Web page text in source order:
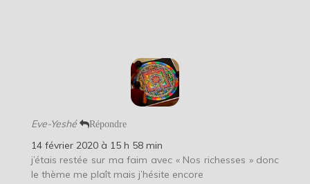
Eve-Yeshé Répondre
14 février 2020 à 15 h 58 min
j’étais restée sur ma faim avec « Nos richesses » donc
le thème me plaît mais j’hésite encore